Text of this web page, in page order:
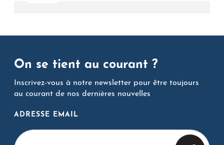
On se tient au courant ?
Inscrivez-vous à notre newsletter pour être toujours
au courant de nos dernières nouvelles
ADRESSE EMAIL